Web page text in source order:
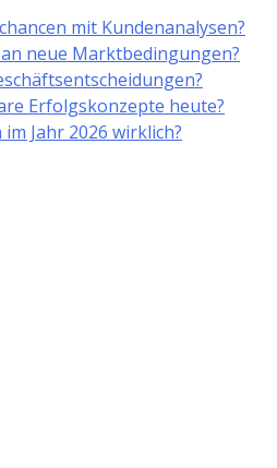
mit Kundenanalysen?
neue Marktbedingungen?
Erfolgskonzepte heute?
Jahr 2026 wirklich?